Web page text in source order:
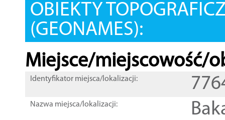
OBIEKTY
(GEONAMES):
Miejsce/miejscowość/
Identyfikator miejsca/lokalizacji:
Nazwa miejsca/lokalizacji: